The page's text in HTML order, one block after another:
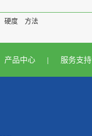
硬度 方法
产品中心 | 服务支持